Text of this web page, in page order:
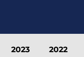
2023 2022